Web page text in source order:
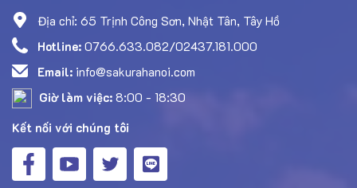
Địa chỉ: 65 Trịnh Công Sơn, Nhật Tân, Tây Hồ
Hotline: 0766.633.082/02437.181.000
Email: info@sakurahanoi.com
Giờ làm việc:8:00 - 18:30
Kết nối với chúng tôi